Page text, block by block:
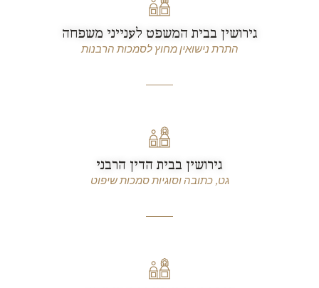
גירושין בבית המשפט לענייני משפחה
התרת נישואין מחוץ לסמכות הרבנות
גירושין בבית הדין הרבני
גט, כתובה וסוגיות סמכות שיפוט